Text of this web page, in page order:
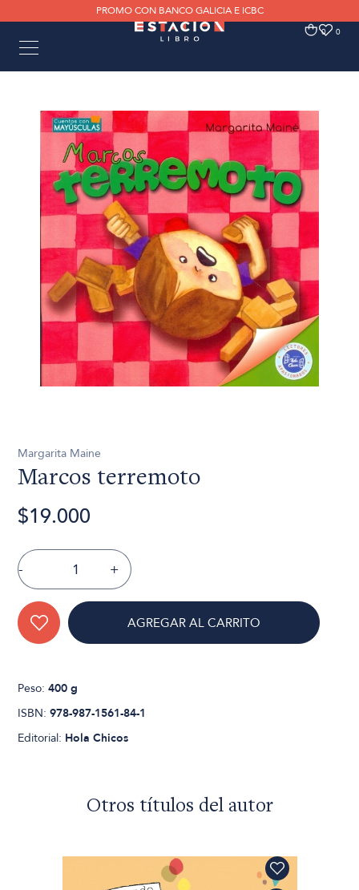
PROMO CON BANCO GALICIA E ICBC
0 0
Margarita Maine
Marcos terremoto
$19.000
- +
AGREGAR AL CARRITO
Peso:400 g
ISBN:978-987-1561-84-1
Editorial: Hola Chicos
Otros títulos del autor